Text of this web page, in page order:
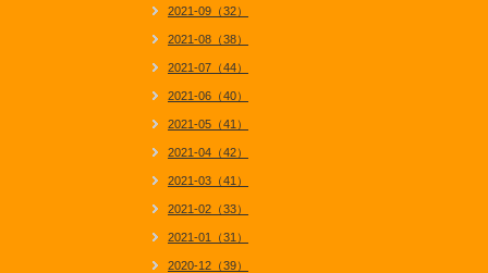
2021-09（32）
2021-08（38）
2021-07（44）
2021-06（40）
2021-05（41）
2021-04（42）
2021-03（41）
2021-02（33）
2021-01（31）
2020-12（39）